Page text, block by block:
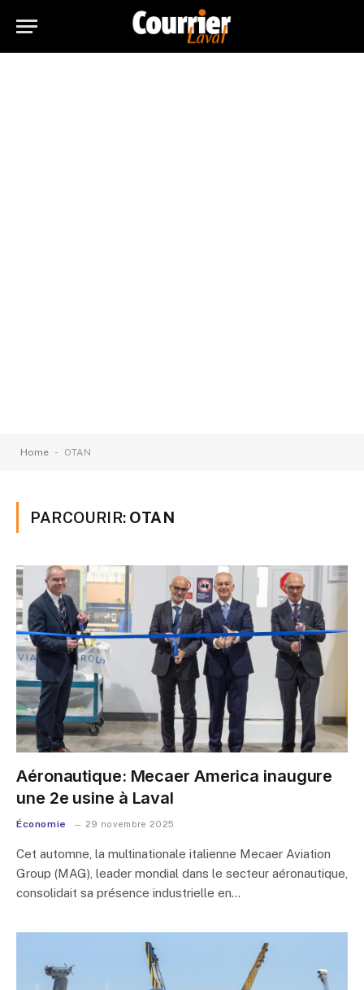
Home - OTAN
PARCOURIR: OTAN
Aéronautique: Mecaer America inaugure
une 2e usine à Laval
Économie 29 novembre 2025
Cet automne, la multinationale italienne Mecaer Aviation
Group (MAG), leader mondial dans le secteur aéronautique,
consolidait sa présence industrielle en…